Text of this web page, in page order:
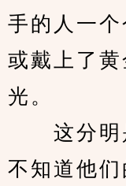
手的人一个
或戴上了
光。
这分明
不知道他们